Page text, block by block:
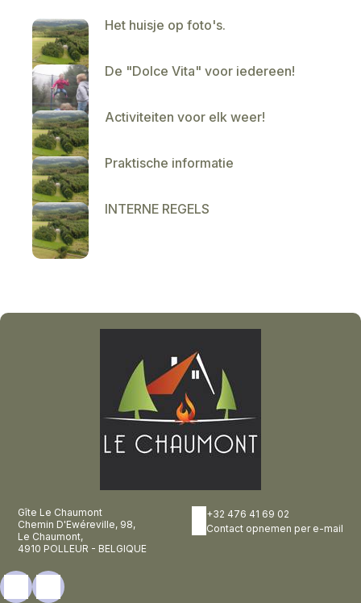
Het huisje op foto's.
De "Dolce Vita" voor iedereen!
Activiteiten voor elk weer!
Praktische informatie
INTERNE REGELS
Gîte Le Chaumont
Chemin D'Ewéreville, 98,
Le Chaumont,
4910 POLLEUR - BELGIQUE
+32 476 41 69 02
Contact opnemen per e-mail